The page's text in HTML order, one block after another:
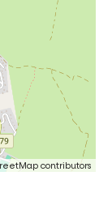
contributors